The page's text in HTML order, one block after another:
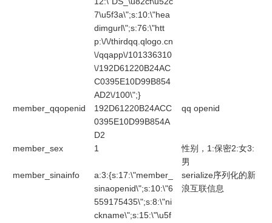
7\u5f3a\";s:10:\"hea
dimgurl\";s:76:\"htt
p:\/\/thirdqq.qlogo.cn
\/qqapp\/101336310
\/192D61220B24AC
C0395E10D99B854
AD2\/100\";}
member_qqopenid
192D61220B24ACC
0395E10D99B854A
D2
qq openid
member_sex 1
性别，1:保密2:女3:
男
member_sinainfo
a:3:{s:17:\"member_
sinaopenid\";s:10:\"6
559175435\";s:8:\"ni
ckname\";s:15:\"\u5f
serialize序列化的新
浪互联信息